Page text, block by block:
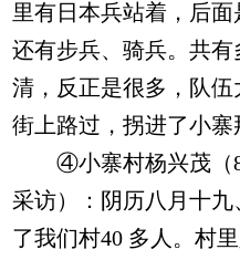
里有日本兵站着，后
还有步兵、骑兵。共
清，反正是很多，队
街上路过，拐进了小寨
④小寨村杨兴茂（84
采访）：阴历八月十
了我们村40 多人。村